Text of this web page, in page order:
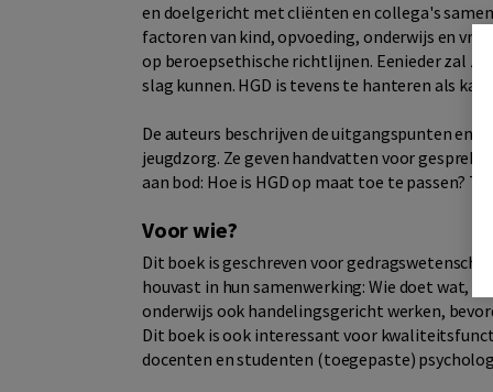
en doelgericht met cliënten en collega's
factoren van kind, opvoeding, onderwijs en
op beroepsethische richtlijnen. Eenieder zal
slag kunnen. HGD is tevens te hanteren als
De auteurs beschrijven de uitgangspunten en
jeugdzorg. Ze geven handvatten voor
aan bod: Hoe is HGD op maat toe te passen?
Voor wie?
Dit boek is geschreven voor
houvast in hun samenwerking: Wie doet wat,
onderwijs ook handelingsgericht werken,
Dit boek is ook interessant voor
docenten en studenten (toegepaste)